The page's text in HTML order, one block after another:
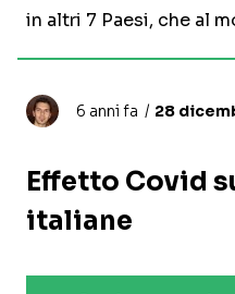
in altri 7 Paesi, che al
6 anni fa 28
Effetto Covid
italiane